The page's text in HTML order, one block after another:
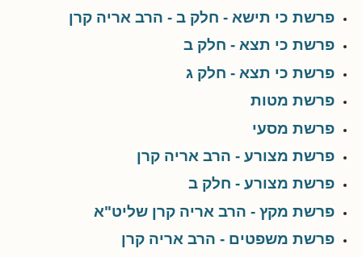
פרשת כי תישא - חלק ב - הרב אריה קרן
פרשת כי תצא - חלק ב
פרשת כי תצא - חלק ג
פרשת מטות
פרשת מסעי
פרשת מצורע - הרב אריה קרן
פרשת מצורע - חלק ב
פרשת מקץ - הרב אריה קרן שליט"א
פרשת משפטים - הרב אריה קרן